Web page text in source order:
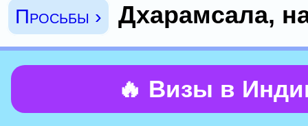
Просьбы › Дхарамсала,
🔥 Визы в